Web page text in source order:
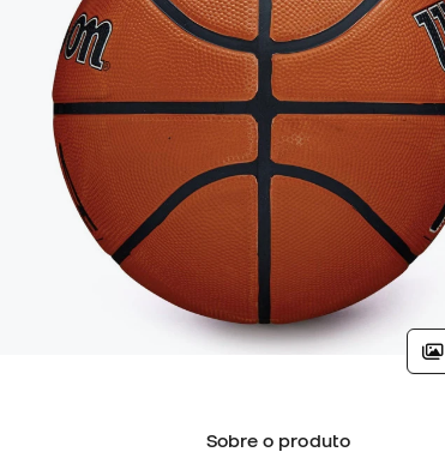
Sobre o produto